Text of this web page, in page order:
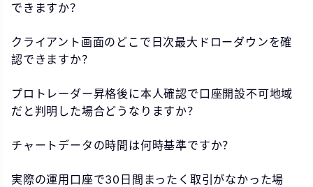
できますか？
クライアント画面のどこで日次最大ドローダウンを確
認できますか？
プロトレーダー昇格後に本人確認で口座開設不可地域
だと判明した場合どうなりますか？
チャートデータの時間は何時基準ですか？
実際の運用口座で30日間まったく取引がなかった場